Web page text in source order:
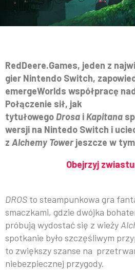
RedDeere.Games, jeden z
gier Nintendo Switch,
emergeWorlds współpracę
Połączenie sił, jak
tytułowegoDrosa iKapitana
wersji na Nintedo Switch i
z Alchemy Tower jeszcze w
Obejrzyj
DROS to steampunkowa gra
smaczkami, gdzie dwójka
próbują wydostać się z wieży
spotkanie było szczęśliwym
to zwiększy szanse na
niebezpiecznej przygody.